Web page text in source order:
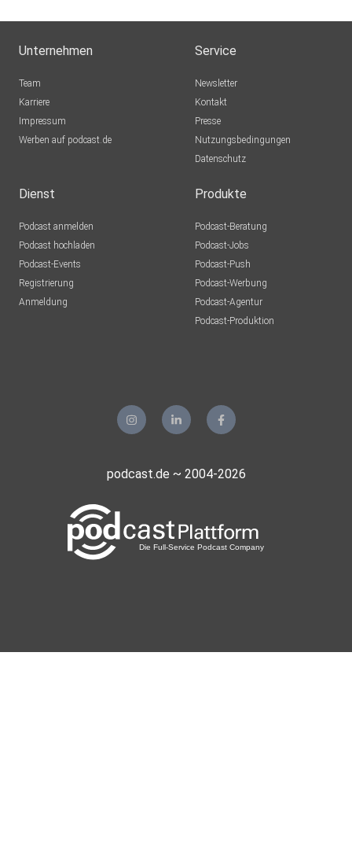
Unternehmen
Team
Karriere
Impressum
Werben auf podcast.de
Service
Newsletter
Kontakt
Presse
Nutzungsbedingungen
Datenschutz
Dienst
Podcast anmelden
Podcast hochladen
Podcast-Events
Registrierung
Anmeldung
Produkte
Podcast-Beratung
Podcast-Jobs
Podcast-Push
Podcast-Werbung
Podcast-Agentur
Podcast-Produktion
podcast.de ~ 2004-2026